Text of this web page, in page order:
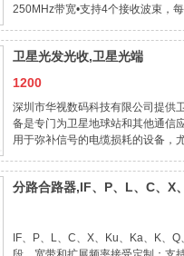
250MHz带宽•支持4个接收波束，
命：10年项目参数备注说明工作频
卫星光发光收,卫星光端
机,Huashi,GARDINER
1200
深圳市华视数码科技有限公司提供
备是专门为卫星地球站和其他通信
用于弥补信号的电缆损耗的设备，
技术，性能优越，质量可靠。广泛
信、遥感探测、导航定位、电磁兼
分路合路器,IF、P、L、C、X
IF、P、L、C、X、Ku、Ka、K、Q